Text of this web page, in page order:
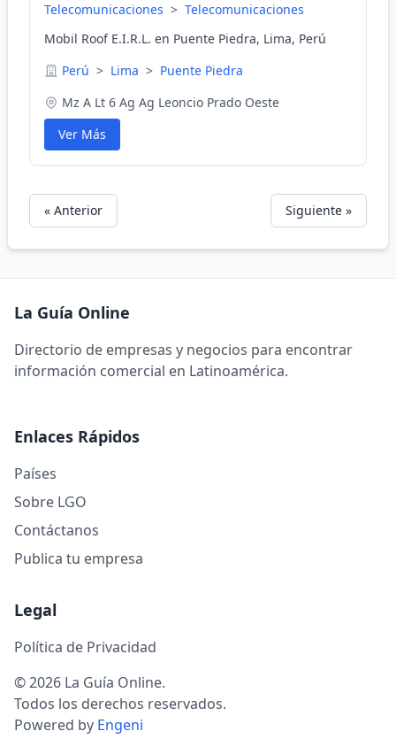
Telecomunicaciones > Telecomunicaciones
Mobil Roof E.I.R.L. en Puente Piedra, Lima, Perú
Perú > Lima > Puente Piedra
Mz A Lt 6 Ag Ag Leoncio Prado Oeste
Ver Más
« Anterior Siguiente »
La Guía Online
Directorio de empresas y negocios para encontrar
información comercial en Latinoamérica.
Enlaces Rápidos
Países
Sobre LGO
Contáctanos
Publica tu empresa
Legal
Política de Privacidad
© 2026 La Guía Online.
Todos los derechos reservados.
Powered by Engeni